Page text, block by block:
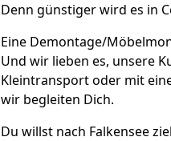
Denn günstiger wird es in
Eine Demontage/
Und wir lieben es, unsere
Kleintransport oder mit
wir begleiten Dich.
Du willst nach Falkensee